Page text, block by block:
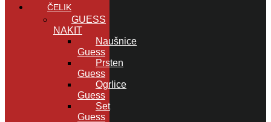
ČELIK
GUESS
NAKIT
Naušnice
Guess
Prsten
Guess
Ogrlice
Guess
Set
Guess